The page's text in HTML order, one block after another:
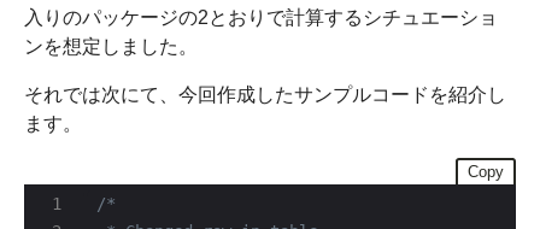
入りのパッケージの2とおりで計算するシチュエーショ
ンを想定しました。
それでは次にて、今回作成したサンプルコードを紹介し
ます。
Copy